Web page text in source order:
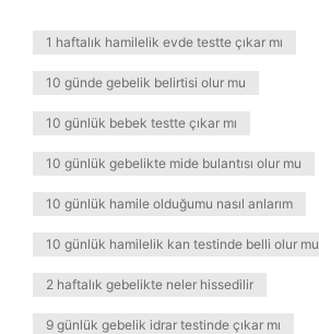
1 haftalık hamilelik evde testte çıkar mı
10 günde gebelik belirtisi olur mu
10 günlük bebek testte çıkar mı
10 günlük gebelikte mide bulantısı olur mu
10 günlük hamile olduğumu nasıl anlarım
10 günlük hamilelik kan testinde belli olur mu
2 haftalık gebelikte neler hissedilir
9 günlük gebelik idrar testinde çıkar mı